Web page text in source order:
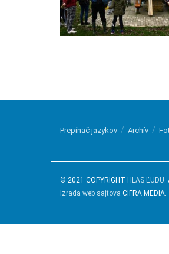
Prepínač jazykov Archív
© 2021 COPYRIGHT HLAS ĽUDU.
Izrada web sajtova CIFRA MEDIA.